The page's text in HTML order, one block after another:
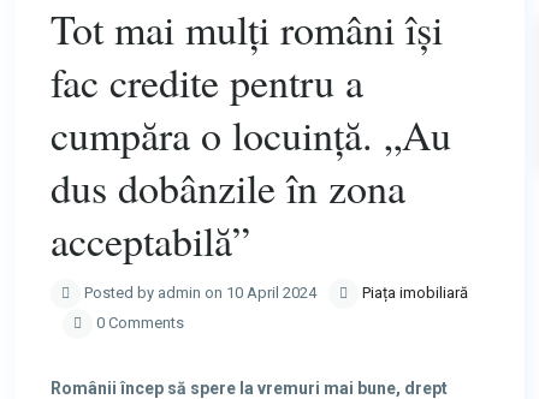
Tot mai mulți români își
fac credite pentru a
cumpăra o locuință. „Au
dus dobânzile în zona
acceptabilă”
Posted by admin on 10 April 2024
Piața imobiliară
0 Comments
Românii încep să spere la vremuri mai bune, drept